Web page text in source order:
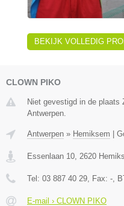
BEKIJK VOLLEDIG
CLOWN PIKO
Niet gevestigd in de plaats
Antwerpen.
Antwerpen » Hemiksem
Essenlaan 10 2620
Tel: 03 887 40 29 , Fax: - ,
E-mail › CLOWN PIKO